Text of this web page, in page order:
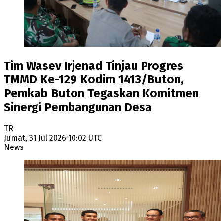
Tim Wasev Irjenad Tinjau Progres
TMMD Ke-129 Kodim 1413/Buton,
Pemkab Buton Tegaskan Komitmen
Sinergi Pembangunan Desa
TR
Jumat, 31 Jul 2026 10:02 UTC
News